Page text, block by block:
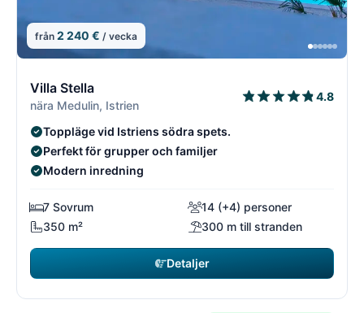
från 2 240 € / vecka
Villa Stella
nära Medulin, Istrien
4.8
Toppläge vid Istriens södra spets.
Perfekt för grupper och familjer
Modern inredning
7 Sovrum
14 (+4) personer
350 m²
300 m till stranden
Detaljer